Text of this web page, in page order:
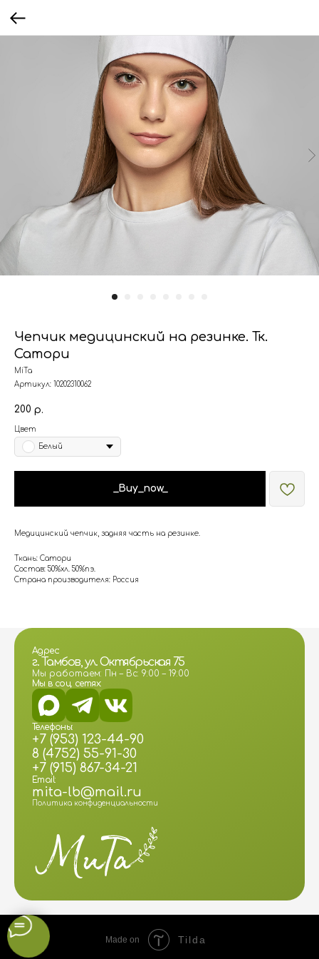
Чепчик медицинский на резинке. Тк.
Сатори
MiTa
Артикул: 10202310062
200 р.
Цвет
Белый
_Buy_now_
Медицинский чепчик, задняя часть на резинке.
Ткань: Сатори
Состав: 50%хл. 50%пэ.
Страна производителя: Россия
Адрес:
г. Тамбов, ул. Октябрьская 75
Мы работаем: Пн – Вс: 9:00 – 19:00
Мы в соц. сетях:
Телефоны:
+7 (953) 123-44-90
8 (4752) 55-91-30
+7 (915) 867-34-21
Email:
mita-lb@mail.ru
Политика конфиденциальности
Made on Tilda